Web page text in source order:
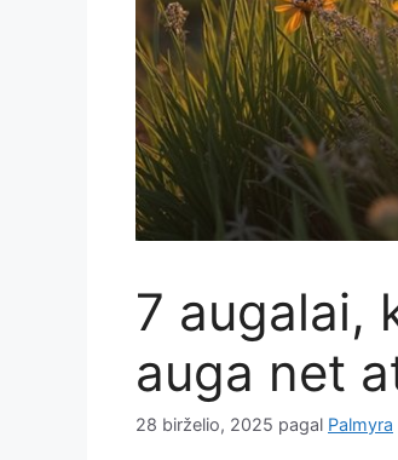
7 augalai,
auga net
28 birželio, 2025 pagal Palmyra